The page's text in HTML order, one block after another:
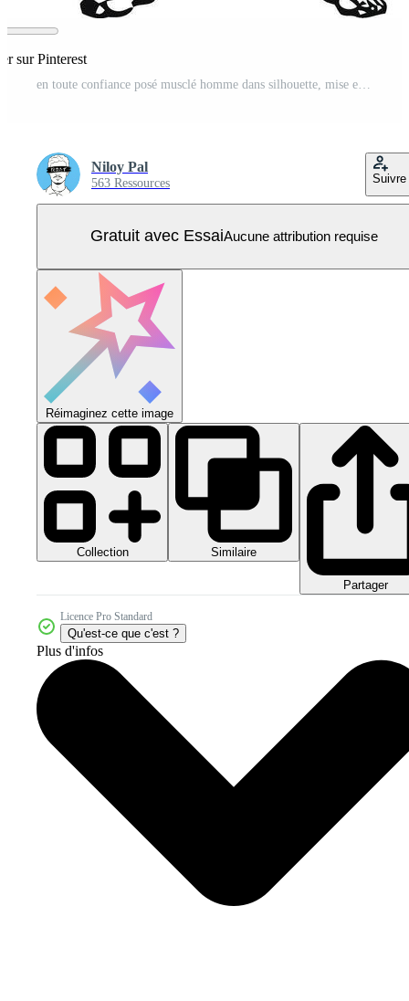
sur Pinterest
Niloy Pal
563 Ressources Suivre
Gratuit avec EssaiAucune attribution requise
Réimaginez cette image
Collection Similaire
Partager
Licence Pro Standard
Qu'est-ce que c'est ?
Plus d'infos